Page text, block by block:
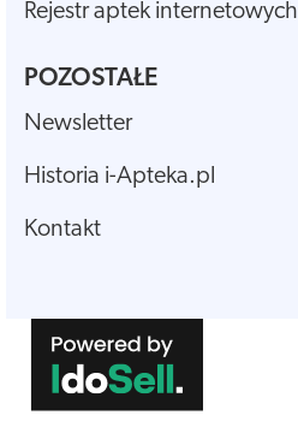
Rejestr aptek internetowych
POZOSTAŁE
Newsletter
Historia i-Apteka.pl
Kontakt